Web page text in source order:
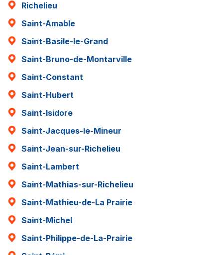
Richelieu
Saint-Amable
Saint-Basile-le-Grand
Saint-Bruno-de-Montarville
Saint-Constant
Saint-Hubert
Saint-Isidore
Saint-Jacques-le-Mineur
Saint-Jean-sur-Richelieu
Saint-Lambert
Saint-Mathias-sur-Richelieu
Saint-Mathieu-de-La Prairie
Saint-Michel
Saint-Philippe-de-La-Prairie